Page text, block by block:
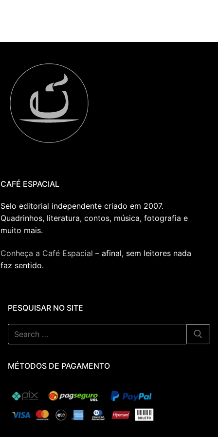
CAFÉ ESPACIAL
Selo editorial independente criado em 2007.
Quadrinhos, literatura, contos, música, fotografia e
muito mais.
Conheça a Café Espacial – afinal, sem leitores nada
faz sentido.
PESQUISAR NO SITE
Pesquisar
por:
MÉTODOS DE PAGAMENTO